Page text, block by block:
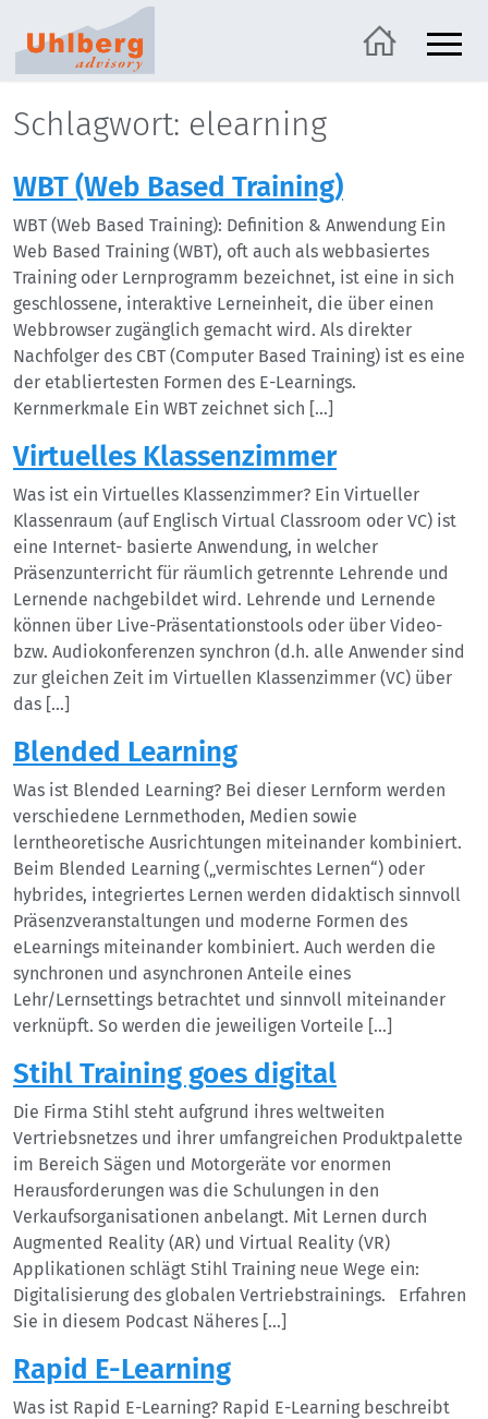
Schlagwort: elearning
WBT (Web Based Training)
WBT (Web Based Training): Definition & Anwendung Ein
Web Based Training (WBT), oft auch als webbasiertes
Training oder Lernprogramm bezeichnet, ist eine in sich
geschlossene, interaktive Lerneinheit, die über einen
Webbrowser zugänglich gemacht wird. Als direkter
Nachfolger des CBT (Computer Based Training) ist es eine
der etabliertesten Formen des E-Learnings.
Kernmerkmale Ein WBT zeichnet sich […]
Virtuelles Klassenzimmer
Was ist ein Virtuelles Klassenzimmer? Ein Virtueller
Klassenraum (auf Englisch Virtual Classroom oder VC) ist
eine Internet- basierte Anwendung, in welcher
Präsenzunterricht für räumlich getrennte Lehrende und
Lernende nachgebildet wird. Lehrende und Lernende
können über Live-Präsentationstools oder über Video-
bzw. Audiokonferenzen synchron (d.h. alle Anwender sind
zur gleichen Zeit im Virtuellen Klassenzimmer (VC) über
das […]
Blended Learning
Was ist Blended Learning? Bei dieser Lernform werden
verschiedene Lernmethoden, Medien sowie
lerntheoretische Ausrichtungen miteinander kombiniert.
Beim Blended Learning („vermischtes Lernen“) oder
hybrides, integriertes Lernen werden didaktisch sinnvoll
Präsenzveranstaltungen und moderne Formen des
eLearnings miteinander kombiniert. Auch werden die
synchronen und asynchronen Anteile eines
Lehr/Lernsettings betrachtet und sinnvoll miteinander
verknüpft. So werden die jeweiligen Vorteile […]
Stihl Training goes digital
Die Firma Stihl steht aufgrund ihres weltweiten
Vertriebsnetzes und ihrer umfangreichen Produktpalette
im Bereich Sägen und Motorgeräte vor enormen
Herausforderungen was die Schulungen in den
Verkaufsorganisationen anbelangt. Mit Lernen durch
Augmented Reality (AR) und Virtual Reality (VR)
Applikationen schlägt Stihl Training neue Wege ein:
Digitalisierung des globalen Vertriebstrainings. Erfahren
Sie in diesem Podcast Näheres […]
Rapid E-Learning
Was ist Rapid E-Learning? Rapid E-Learning beschreibt